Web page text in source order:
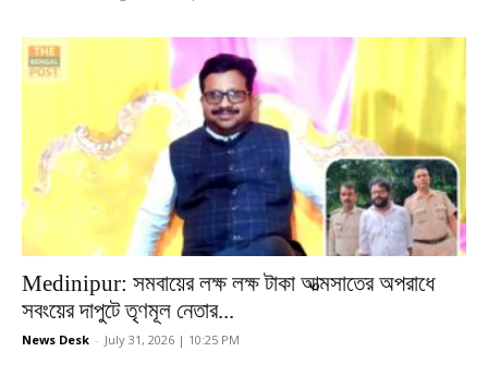
Medinipur: সমবায়ের লক্ষ লক্ষ টাকা আত্মসাতের অপরাধে
সবংয়ের দাপুটে তৃণমূল নেতার...
News Desk - July 31, 2026 | 10:25 PM